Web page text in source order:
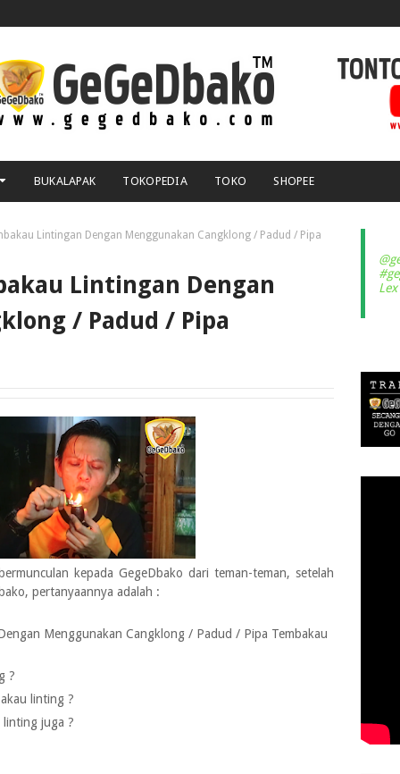
BUKALAPAK TOKOPEDIA TOKO SHOPEE
Lintingan Dengan Menggunakan Cangklong / Padud / Pipa
Lintingan Dengan
/ Padud / Pipa
kepada GegeDbako dari teman-teman, setelah
pertanyaannya adalah :
Menggunakan Cangklong / Padud / Pipa Tembakau
?
linting ?
linting juga ?
Lex